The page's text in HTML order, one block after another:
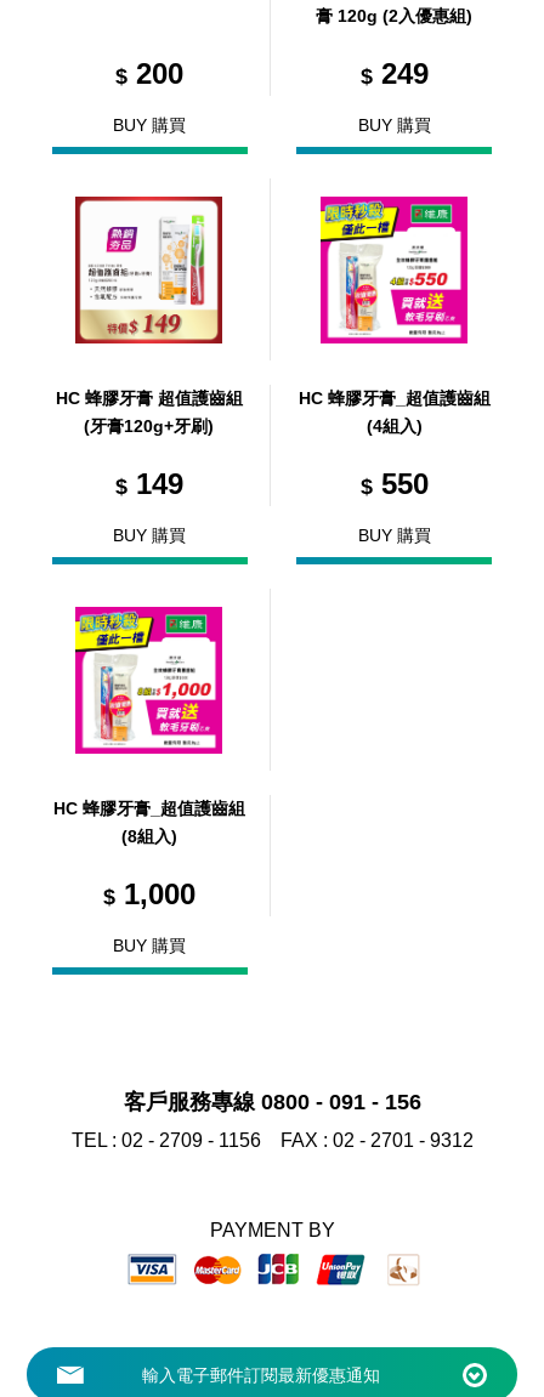
$200
BUY 購買
膏 120g (2入優惠組)
$249
BUY 購買
HC 蜂膠牙膏 超值護齒組
(牙膏120g+牙刷)
$149
BUY 購買
HC 蜂膠牙膏_超值護齒組
(4組入)
$550
BUY 購買
HC 蜂膠牙膏_超值護齒組
(8組入)
$1,000
BUY 購買
客戶服務專線 0800 - 091 - 156
TEL : 02 - 2709 - 1156 FAX : 02 - 2701 - 9312
PAYMENT BY